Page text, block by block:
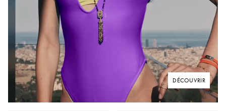
DÉCOUVRIR